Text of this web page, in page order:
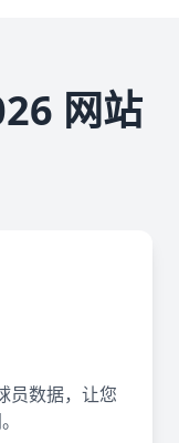
网站
员数据，让您